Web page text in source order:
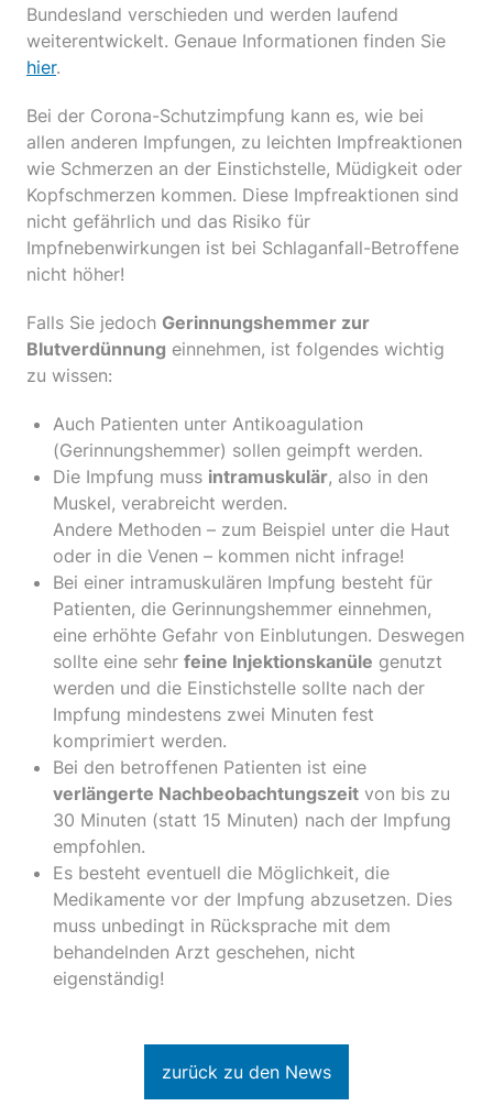
Bundesland verschieden und werden laufend
weiterentwickelt. Genaue Informationen finden Sie
hier.
Bei der Corona-Schutzimpfung kann es, wie bei
allen anderen Impfungen, zu leichten Impfreaktionen
wie Schmerzen an der Einstichstelle, Müdigkeit oder
Kopfschmerzen kommen. Diese Impfreaktionen sind
nicht gefährlich und das Risiko für
Impfnebenwirkungen ist bei Schlaganfall-Betroffene
nicht höher!
Falls Sie jedoch Gerinnungshemmer zur
Blutverdünnung einnehmen, ist folgendes wichtig
zu wissen:
Auch Patienten unter Antikoagulation
(Gerinnungshemmer) sollen geimpft werden.
Die Impfung muss intramuskulär, also in den
Muskel, verabreicht werden.
Andere Methoden – zum Beispiel unter die Haut
oder in die Venen – kommen nicht infrage!
Bei einer intramuskulären Impfung besteht für
Patienten, die Gerinnungshemmer einnehmen,
eine erhöhte Gefahr von Einblutungen. Deswegen
sollte eine sehr feine Injektionskanüle genutzt
werden und die Einstichstelle sollte nach der
Impfung mindestens zwei Minuten fest
komprimiert werden.
Bei den betroffenen Patienten ist eine
verlängerte Nachbeobachtungszeit von bis zu
30 Minuten (statt 15 Minuten) nach der Impfung
empfohlen.
Es besteht eventuell die Möglichkeit, die
Medikamente vor der Impfung abzusetzen. Dies
muss unbedingt in Rücksprache mit dem
behandelnden Arzt geschehen, nicht
eigenständig!
zurück zu den News